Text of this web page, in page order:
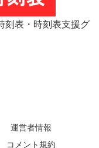
表・時刻表支援グ
運営者情報
コメント規約